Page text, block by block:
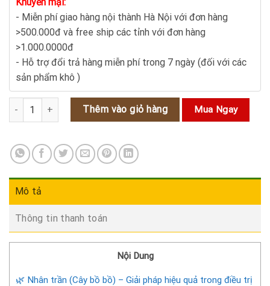
Khuyến mại:
- Miễn phí giao hàng nội thành Hà Nội với đơn hàng
>500.000đ và free ship các tỉnh với đơn hàng
>1.000.0000đ
- Hỗ trợ đổi trả hàng miễn phí trong 7 ngày (đối với các
sản phẩm khô )
Nhân trần (Cây bồ bồ) chữa vàng da , gan số lượng
Thêm vào giỏ hàng Mua Ngay
Mô tả
Thông tin thanh toán
Nội Dung
🌿 Nhân trần (Cây bồ bồ) – Giải pháp hiệu quả trong điều trị